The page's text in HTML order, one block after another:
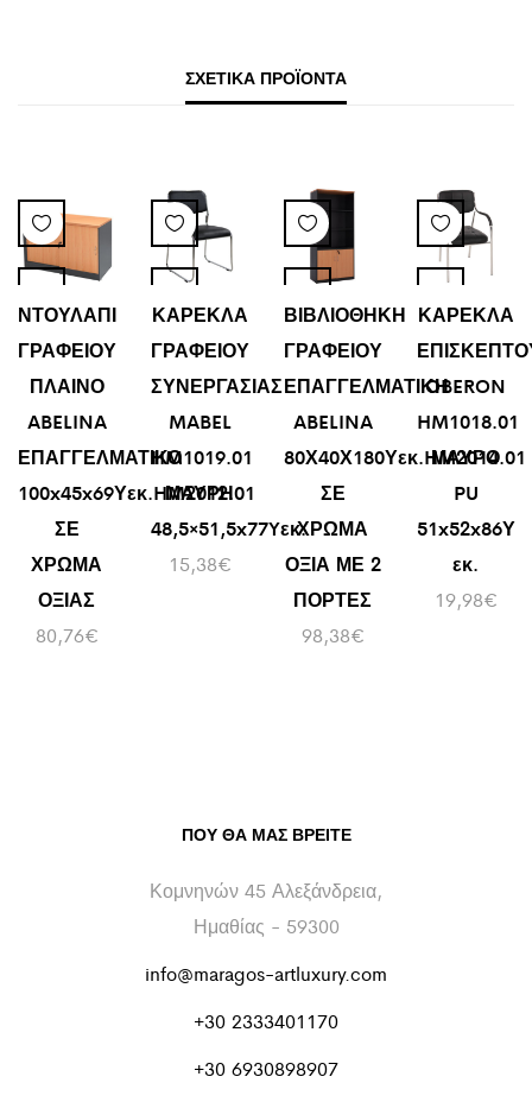
ΣΧΕΤΙΚΆ ΠΡΟΪΌΝΤΑ
ΝΤΟΥΛΑΠΙ
ΓΡΑΦΕΙΟΥ
ΠΛΑΙΝΟ
ABELINA
ΕΠΑΓΓΕΛΜΑΤΙΚΟ
100x45x69Υεκ.HM2012.01
ΣΕ
ΧΡΩΜΑ
ΟΞΙΑΣ
80,76€
ΚΑΡΕΚΛΑ
ΓΡΑΦΕΙΟΥ
ΣΥΝΕΡΓΑΣΙΑΣ
MABEL
HM1019.01
ΜΑΥΡΗ
48,5×51,5x77Yεκ.
15,38€
ΒΙΒΛΙΟΘΗΚΗ
ΓΡΑΦΕΙΟΥ
ΕΠΑΓΓΕΛΜΑΤΙΚΗ
ABELINA
80Χ40Χ180Υεκ.HM2014.01
ΣΕ
ΧΡΩΜΑ
ΟΞΙΑ ΜΕ 2
ΠΟΡΤΕΣ
98,38€
ΚΑΡΕΚΛΑ
OBERON
HM1018.01
ΜΑΥΡΟ
PU
51x52x86Υ
εκ.
19,98€
ΠΟΥ ΘΑ ΜΑΣ ΒΡΕΊΤΕ
Κομνηνών 45 Αλεξάνδρεια,
Ημαθίας - 59300
info@maragos-artluxury.com
+30 2333401170
+30 6930898907